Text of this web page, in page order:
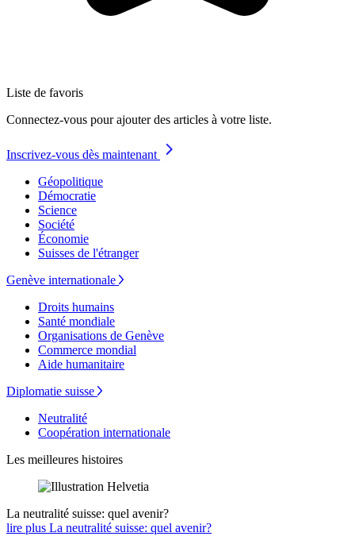
Liste de favoris
Connectez-vous pour ajouter des articles à votre liste.
Inscrivez-vous dès maintenant
Géopolitique
Démocratie
Science
Société
Économie
Suisses de l'étranger
Genève internationale
Droits humains
Santé mondiale
Organisations de Genève
Commerce mondial
Aide humanitaire
Diplomatie suisse
Neutralité
Coopération internationale
Les meilleures histoires
La neutralité suisse: quel avenir?
lire plus La neutralité suisse: quel avenir?